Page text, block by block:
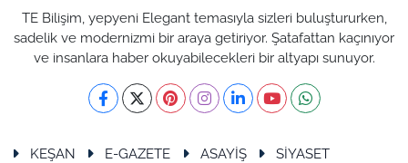
TE Bilişim, yepyeni Elegant temasıyla sizleri buluştururken,
sadelik ve modernizmi bir araya getiriyor. Şatafattan kaçınıyor
ve insanlara haber okuyabilecekleri bir altyapı sunuyor.
KEŞAN E-GAZETE ASAYİŞ SİYASET